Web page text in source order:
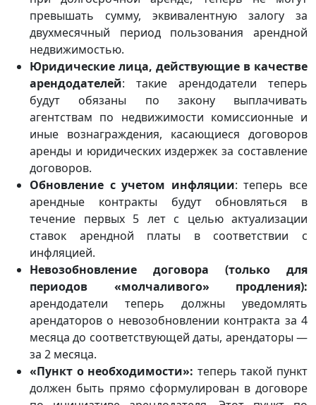
превышать сумму, эквивалентную залогу за
двухмесячный период пользования арендной
недвижимостью.
Юридические лица, действующие в качестве
арендодателей: такие арендодатели теперь
будут обязаны по закону выплачивать
агентствам по недвижимости комиссионные и
иные вознаграждения, касающиеся договоров
аренды и юридических издержек за составление
договоров.
Обновление с учетом инфляции: теперь все
арендные контракты будут обновляться в
течение первых 5 лет с целью актуализации
ставок арендной платы в соответствии с
инфляцией.
Невозобновление договора (только для
периодов «молчаливого» продления):
арендодатели теперь должны уведомлять
арендаторов о невозобновлении контракта за 4
месяца до соответствующей даты, арендаторы —
за 2 месяца.
«Пункт о необходимости»: теперь такой пункт
должен быть прямо сформулирован в договоре